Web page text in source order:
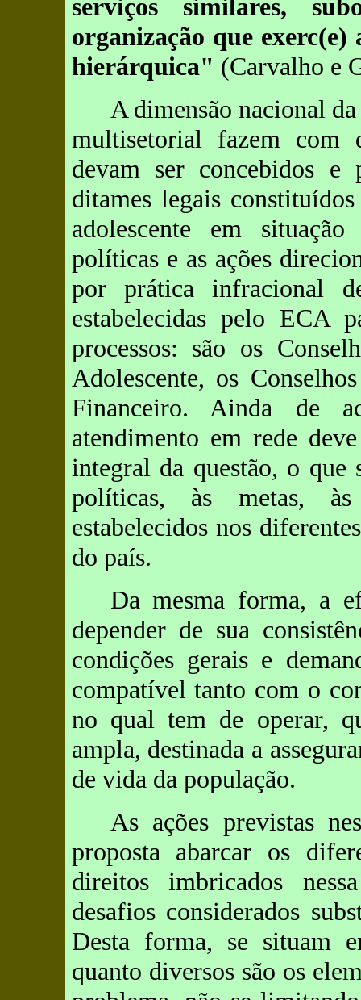
serviços similares,
organização que
hierárquica" (Carvalho e
A dimensão nacional
multisetorial fazem com
devam ser concebidos e
ditames legais
adolescente em
políticas e as ações
por prática infracional
estabelecidas pelo ECA
processos: são os
Adolescente, os
Financeiro. Ainda de
atendimento em rede
integral da questão, o
políticas, às metas,
estabelecidos nos
do país.
Da mesma forma, a
depender de sua
condições gerais e
compatível tanto com o
no qual tem de operar,
ampla, destinada a
de vida da população.
As ações previstas
proposta abarcar os
direitos imbricados
desafios considerados
Desta forma, se situam
quanto diversos são os